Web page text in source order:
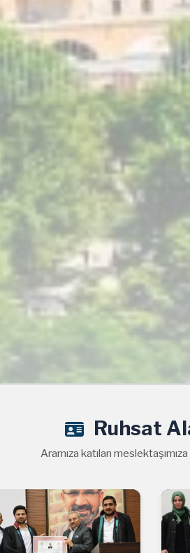
Ruhsat
Aramıza katılan